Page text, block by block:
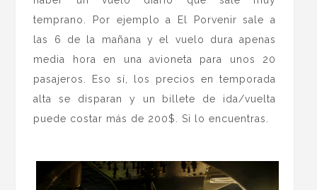
temprano. Por ejemplo a El Porvenir sale a
las 6 de la mañana y el vuelo dura apenas
media hora en una avioneta para unos 20
pasajeros. Eso sí, los precios en temporada
alta se disparan y un billete de ida/vuelta
puede costar más de 200$. Si lo encuentras.